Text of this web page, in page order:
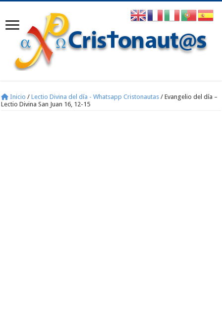
Inicio / Lectio Divina del día - Whatsapp Cristonautas / Evangelio del día –
Lectio Divina San Juan 16, 12-15